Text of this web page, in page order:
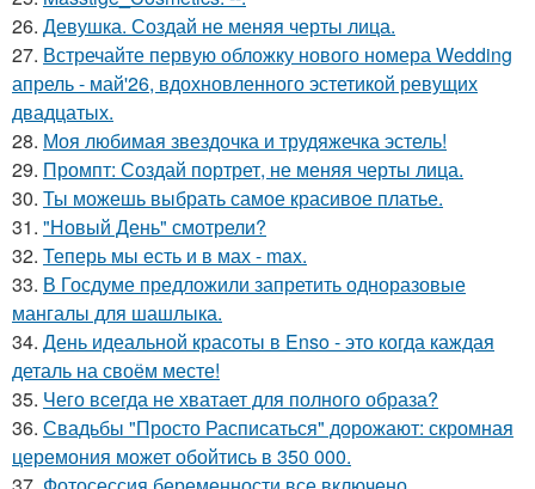
26. Девушка. Создай не меняя черты лица.
27. Встречайте первую обложку нового номера Wedding
апрель - май'26, вдохновленного эстетикой ревущих
двадцатых.
28. Моя любимая звездочка и трудяжечка эстель!
29. Промпт: Создай портрет, не меняя черты лица.
30. Ты можешь выбрать самое красивое платье.
31. "Новый День" смотрели?
32. Теперь мы есть и в мах - max.
33. В Госдуме предложили запретить одноразовые
мангалы для шашлыка.
34. День идеальной красоты в Enso - это когда каждая
деталь на своём месте!
35. Чего всегда не хватает для полного образа?
36. Свадьбы "Просто Расписаться" дорожают: скромная
церемония может обойтись в 350 000.